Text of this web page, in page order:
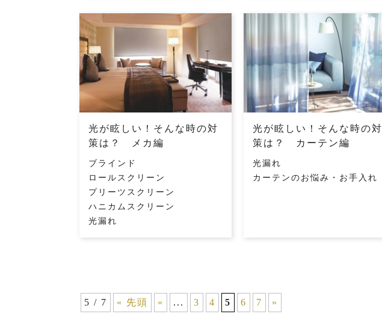
光が眩しい！そんな時の対
策は？ メカ編
ブラインド
ロールスクリーン
プリーツスクリーン
ハニカムスクリーン
光漏れ
光が眩しい！そんな時の対
策は？ カーテン編
光漏れ
カーテンのお悩み・お手入れ
5 / 7 « 先頭 « ... 3 4 5 6 7 »